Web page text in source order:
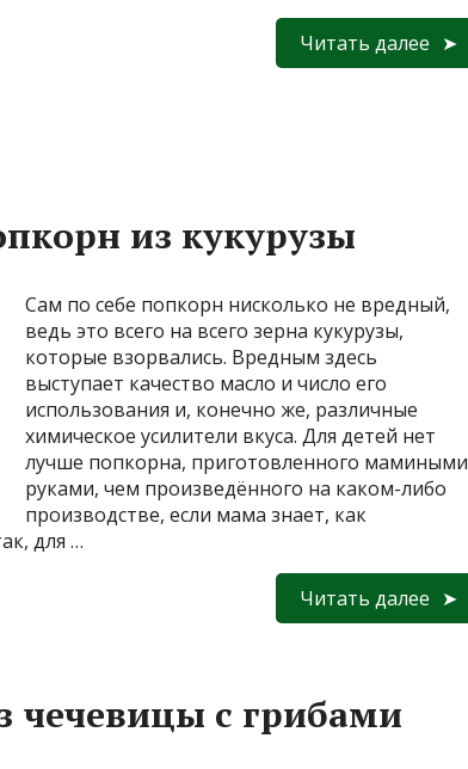
Читать далее
из кукурузы
Сам по себе попкорн нисколько не вредный,
ведь это всего на всего зерна кукурузы,
которые взорвались. Вредным здесь
выступает качество масло и число его
использования и, конечно же, различные
химическое усилители вкуса. Для детей нет
лучше попкорна, приготовленного мамиными
руками, чем произведённого на каком-либо
производстве, если мама знает, как
для …
Читать далее
чечевицы с грибами